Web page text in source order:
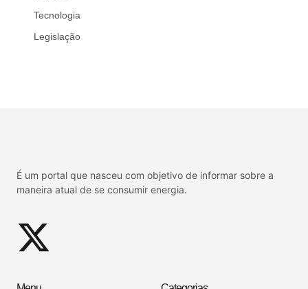
Tecnologia
Legislação
É um portal que nasceu com objetivo de informar sobre a
maneira atual de se consumir energia.